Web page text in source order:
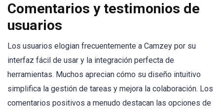
Comentarios y testimonios de
usuarios
Los usuarios elogian frecuentemente a Camzey por su
interfaz fácil de usar y la integración perfecta de
herramientas. Muchos aprecian cómo su diseño intuitivo
simplifica la gestión de tareas y mejora la colaboración. Los
comentarios positivos a menudo destacan las opciones de